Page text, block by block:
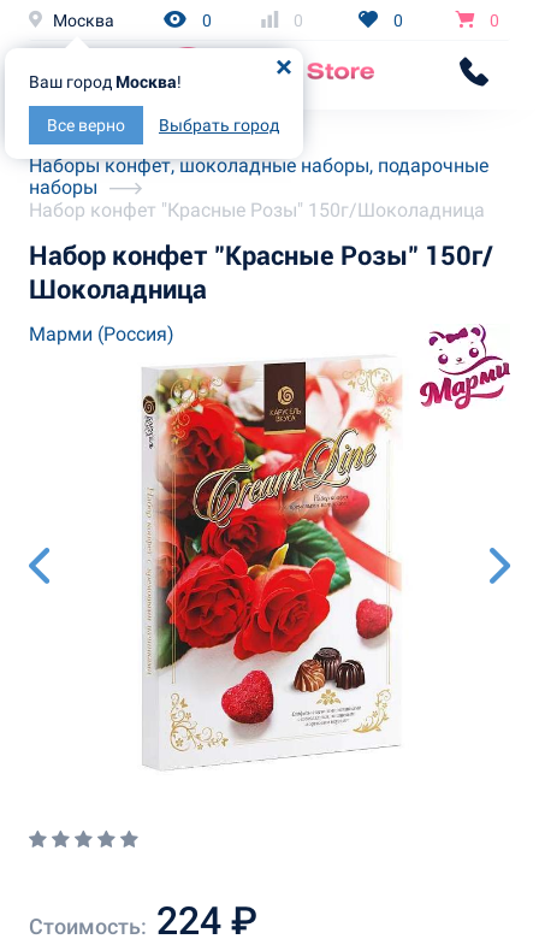
Москва
Ваш город Москва!
Все верно Выбрать город
0 0 0 0
Главная
Каталог
Наборы конфет, шоколадные наборы, подарочные
наборы
Набор конфет "Красные Розы" 150г/Шоколадница
Набор конфет "Красные Розы" 150г/
Шоколадница
Марми (Россия)
Стоимость: 224 ₽